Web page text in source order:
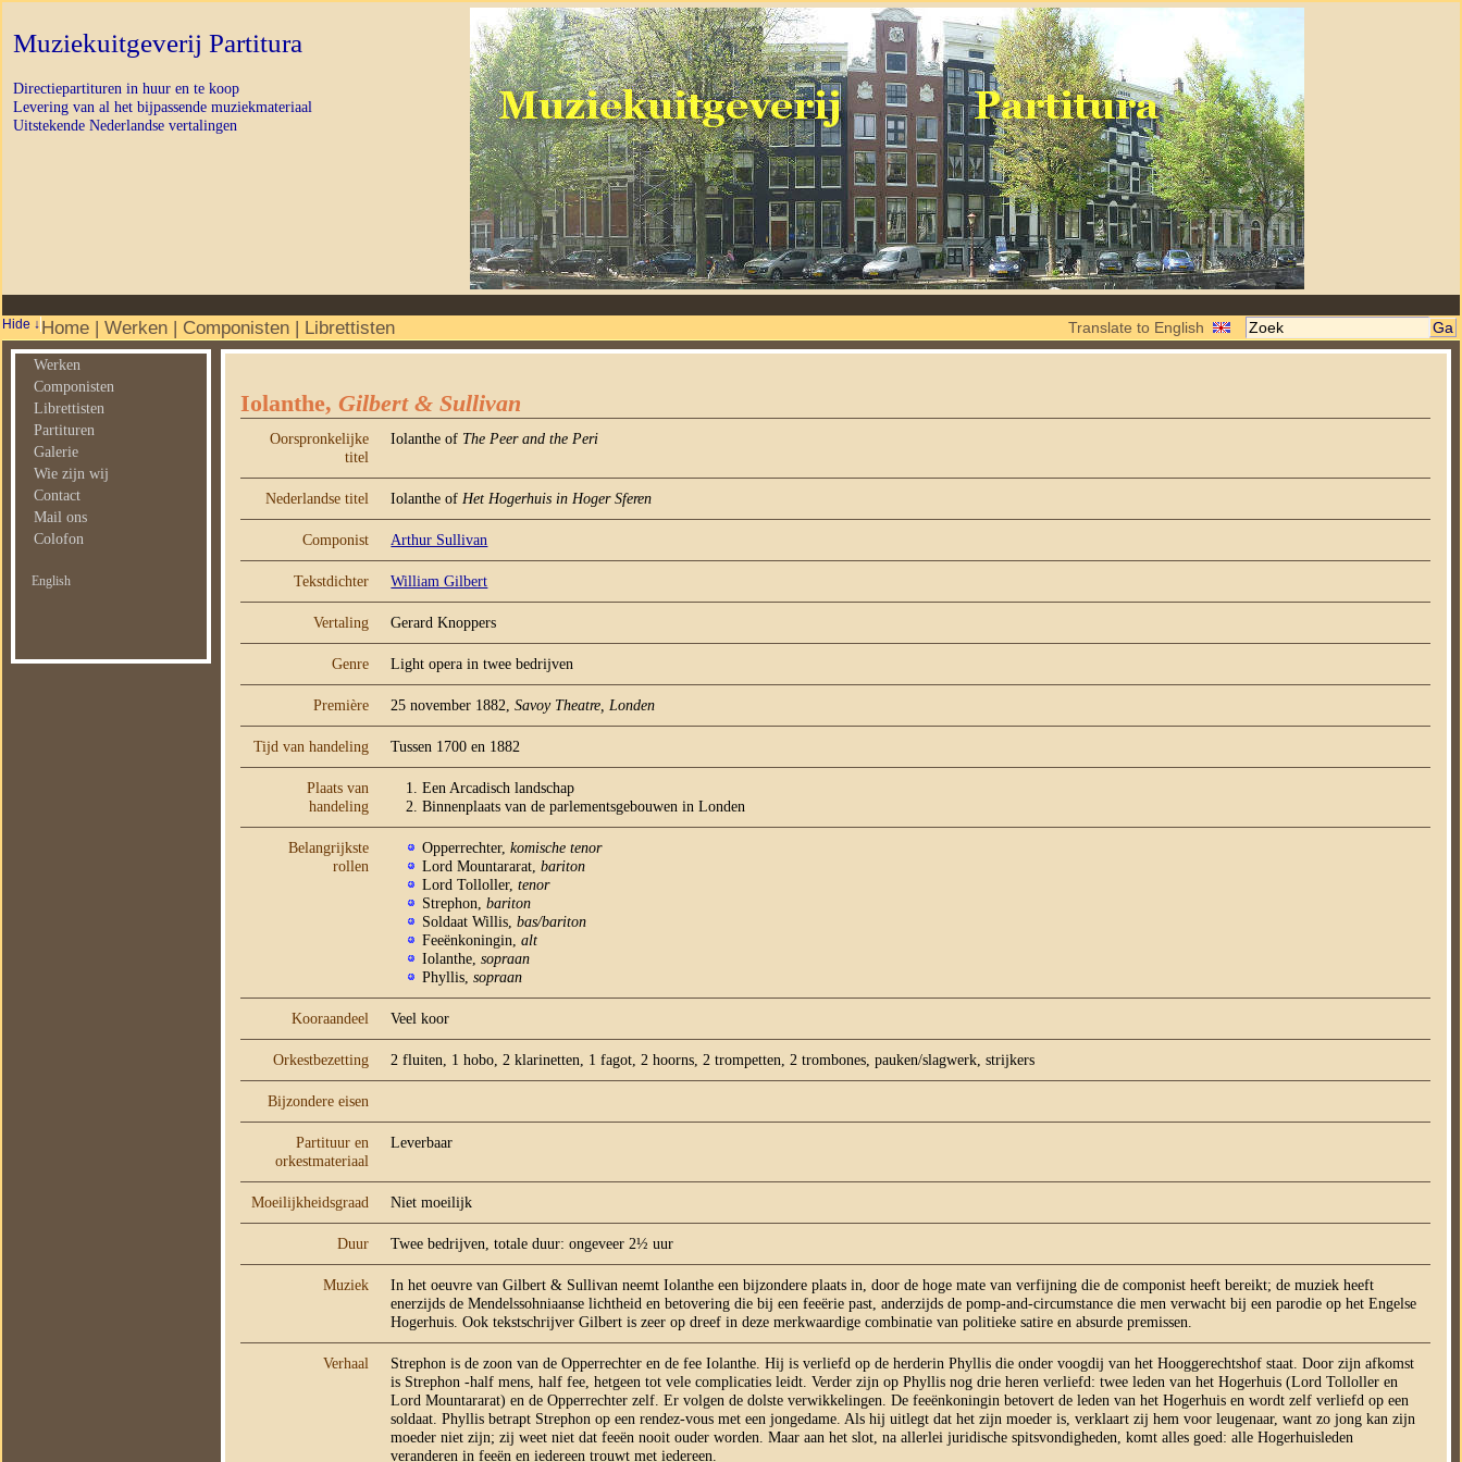
Muziekuitgeverij Partitura
Directiepartituren in huur en te koop
Levering van al het bijpassende muziekmateriaal
Uitstekende Nederlandse vertalingen
Home | Werken | Componisten | Librettisten Translate to English
Werken
Componisten
Librettisten
Partituren
Galerie
Wie zijn wij
Contact
Mail ons
Colofon
English
Iolanthe,Gilbert & Sullivan
Oorspronkelijke
titel
Iolanthe of The Peer and the Peri
Nederlandse titel Iolanthe of Het Hogerhuis in Hoger Sferen
Componist Arthur Sullivan
Tekstdichter William Gilbert
Vertaling Gerard Knoppers
Genre Light opera in twee bedrijven
Première 25 november 1882,Savoy Theatre, Londen
Tijd van handeling Tussen 1700 en 1882
Plaats van
handeling
Een Arcadisch landschap
Binnenplaats van de parlementsgebouwen in Londen
Belangrijkste
rollen
Opperrechter,komische tenor
Lord Mountararat,bariton
Lord Tolloller,tenor
Strephon,bariton
Soldaat Willis,bas/bariton
Feeënkoningin,alt
Iolanthe,sopraan
Phyllis,sopraan
Kooraandeel Veel koor
Orkestbezetting 2 fluiten, 1 hobo, 2 klarinetten, 1 fagot, 2 hoorns, 2 trompetten, 2 trombones, pauken/slagwerk, strijkers
Bijzondere eisen
Partituur en
orkestmateriaal
Leverbaar
Moeilijkheidsgraad Niet moeilijk
Duur Twee bedrijven, totale duur: ongeveer 2½ uur
Muziek
In het oeuvre van Gilbert & Sullivan neemt Iolanthe een bijzondere plaats in, door de hoge mate van verfijning die de componist heeft bereikt; de muziek heeft
enerzijds de Mendelssohniaanse lichtheid en betovering die bij een feeërie past, anderzijds de pomp-and-circumstance die men verwacht bij een parodie op het Engelse
Hogerhuis. Ook tekstschrijver Gilbert is zeer op dreef in deze merkwaardige combinatie van politieke satire en absurde premissen.
Verhaal
Strephon is de zoon van de Opperrechter en de fee Iolanthe. Hij is verliefd op de herderin Phyllis die onder voogdij van het Hooggerechtshof staat. Door zijn afkomst
is Strephon -half mens, half fee, hetgeen tot vele complicaties leidt. Verder zijn op Phyllis nog drie heren verliefd: twee leden van het Hogerhuis (Lord Tolloller en
Lord Mountararat) en de Opperrechter zelf. Er volgen de dolste verwikkelingen. De feeënkoningin betovert de leden van het Hogerhuis en wordt zelf verliefd op een
soldaat. Phyllis betrapt Strephon op een rendez-vous met een jongedame. Als hij uitlegt dat het zijn moeder is, verklaart zij hem voor leugenaar, want zo jong kan zijn
moeder niet zijn; zij weet niet dat feeën nooit ouder worden. Maar aan het slot, na allerlei juridische spitsvondigheden, komt alles goed: alle Hogerhuisleden
veranderen in feeën en iedereen trouwt met iedereen.